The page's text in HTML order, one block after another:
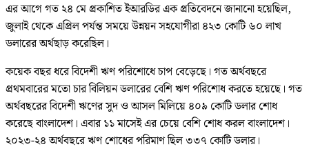
এর আগে গত ২৪ মে প্রকাশিত ইআরডির এক প্রতিবেদনে জানানো হয়েছিল,
জুলাই থেকে এপ্রিল পর্যন্ত সময়ে উন্নয়ন সহযোগীরা ৪২৩ কোটি ৬০ লাখ
ডলারের অর্থছাড় করেছিল।
কয়েক বছর ধরে বিদেশী ঋণ পরিশোধে চাপ বেড়েছে। গত অর্থবছরে
প্রথমবারের মতো চার বিলিয়ন ডলারের বেশি ঋণ পরিশোধ করতে হয়েছে। গত
অর্থবছরের বিদেশী ঋণের সুদ ও আসল মিলিয়ে ৪০৯ কোটি ডলার শোধ
করেছে বাংলাদেশ। এবার ১১ মাসেই এর চেয়ে বেশি শোধ করল বাংলাদেশ।
২০২৩-২৪ অর্থবছরে ঋণ শোধের পরিমাণ ছিল ৩৩৭ কোটি ডলার।